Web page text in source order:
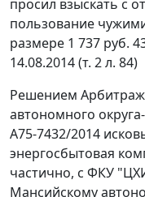
просил взыскать с
пользование
размере 1 737 руб.
14.08.2014 (т. 2 л. 84)
Решением
автономного
А75-7432/2014
энергосбытовая
частично, с ФКУ
Мансийскому